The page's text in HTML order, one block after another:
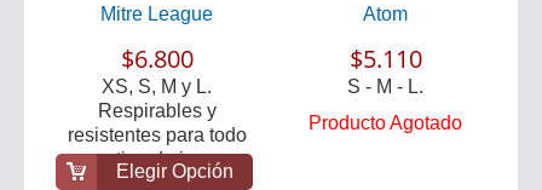
Mitre League
$6.800
XS, S, M y L.
Respirables y
resistentes para todo
tipo de i...
Elegir Opción
Atom
$5.110
S - M - L.
Producto Agotado